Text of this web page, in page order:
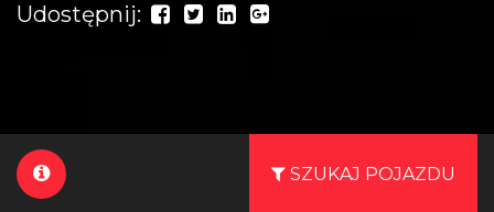
Udostępnij:
SZUKAJ POJAZDU